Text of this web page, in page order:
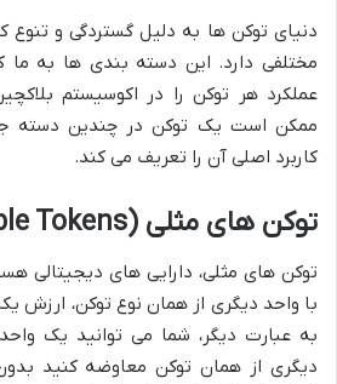
دنیای توکن ها به دلیل گستردگی و تنوع
مختلفی دارد. این دسته بندی ها به
عملکرد هر توکن را در اکوسیستم
ممکن است یک توکن در چندین دسته
کاربرد اصلی آن را تعریف می کند.
توکن های مثلی (Fungible Tokens)
توکن های مثلی، دارایی های دیجیتالی
با واحد دیگری از همان نوع توکن، ارزش
به عبارت دیگر، شما می توانید یک
دیگری از همان توکن معاوضه کنید